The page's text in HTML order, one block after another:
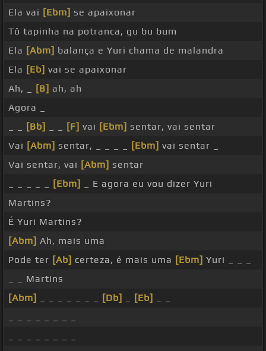
Ela vai [Ebm] se apaixonar
Tô tapinha na potranca, gu bu bum
Ela [Abm] balança e Yuri chama de malandra
Ela [Eb] vai se apaixonar
Ah, _
[B] ah, ah
Agora _
[Bb] [F] vai [Ebm] sentar, vai sentar
Vai [Abm] sentar, _ _ _ _ [Ebm] vai sentar _
Vai sentar, vai [Abm] sentar
[Ebm]
_ E agora eu vou dizer Yuri
Martins?
É Yuri Martins?
[Abm] Ah, mais uma
Pode ter [Ab] certeza, é mais uma [Ebm] Yuri _ _ _
_ _ Martins
[Abm]
[Db] [Eb]